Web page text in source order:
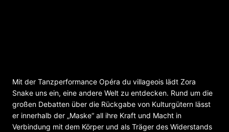
Mit der Tanzperformance Opéra du villageois lädt Zora
Snake uns ein, eine andere Welt zu entdecken. Rund um die
großen Debatten über die Rückgabe von Kulturgütern lässt
er innerhalb der „Maske“ all ihre Kraft und Macht in
Verbindung mit dem Körper und als Träger des Widerstands